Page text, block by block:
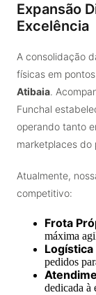
Expansão
Excelência
A consolidação
físicas em
Atibaia.
Funchal
operando tanto
marketplaces do
Atualmente,
competitivo:
Frota
máxima
pedidos
dedicada à